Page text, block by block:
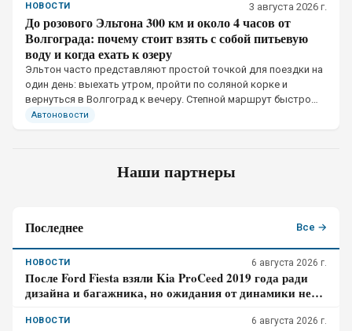
НОВОСТИ 3 августа 2026 г.
До розового Эльтона 300 км и около 4 часов от
Волгограда: почему стоит взять с собой питьевую
воду и когда ехать к озеру
Эльтон часто представляют простой точкой для поездки на
один день: выехать утром, пройти по соляной корке и
вернуться в Волгоград к вечеру. Степной маршрут быстро
меняет расчёт
Автоновости
Наши партнеры
Последнее Все →
НОВОСТИ 6 августа 2026 г.
После Ford Fiesta взяли Kia ProCeed 2019 года ради
дизайна и багажника, но ожидания от динамики не
НОВОСТИ 6 августа 2026 г.